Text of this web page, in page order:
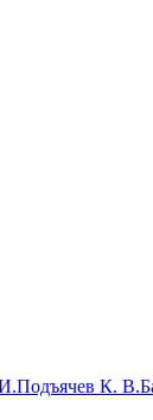
Подъячев К. В.